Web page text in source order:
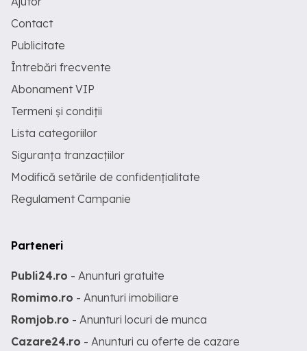
Contact
Publicitate
Întrebări frecvente
Abonament VIP
Termeni și condiții
Lista categoriilor
Siguranța tranzacțiilor
Modifică setările de confidențialitate
Regulament Campanie
Parteneri
Publi24.ro - Anunturi gratuite
Romimo.ro - Anunturi imobiliare
Romjob.ro - Anunturi locuri de munca
Cazare24.ro - Anunturi cu oferte de cazare